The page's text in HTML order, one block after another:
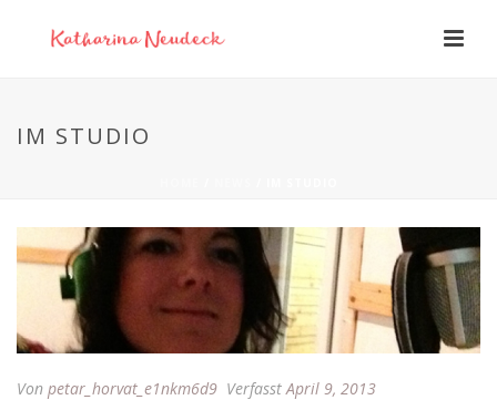
IM STUDIO
Von petar_horvat_e1nkm6d9 Verfasst April 9, 2013